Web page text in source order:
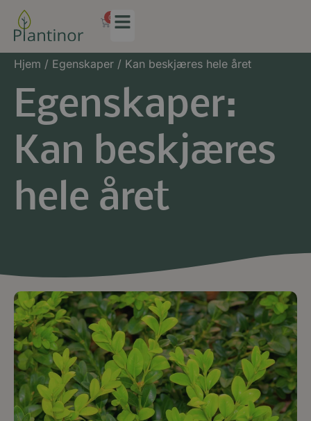
0
Hjem / Egenskaper / Kan beskjæres hele året
Egenskaper:
Kan beskjæres
hele året